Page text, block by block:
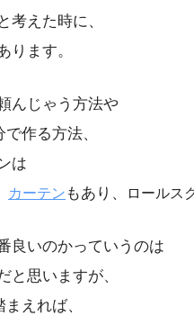
考えた時に、
ります。
んじゃう方法や
作る方法、
は
カーテン もあり、 ロールス
良いのかっていうのは
と思いますが、
えれば、